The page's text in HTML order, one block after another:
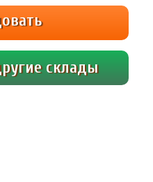
шоссе. Бокс
складском комплексе
склады